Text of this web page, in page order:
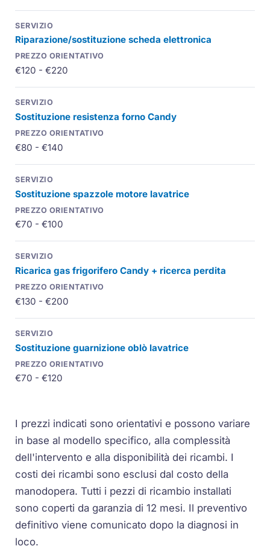
Riparazione/sostituzione scheda elettronica
€120 - €220
Sostituzione resistenza forno Candy
€80 - €140
Sostituzione spazzole motore lavatrice
€70 - €100
Ricarica gas frigorifero Candy + ricerca perdita
€130 - €200
Sostituzione guarnizione oblò lavatrice
€70 - €120
I prezzi indicati sono orientativi e possono variare
in base al modello specifico, alla complessità
dell'intervento e alla disponibilità dei ricambi. I
costi dei ricambi sono esclusi dal costo della
manodopera. Tutti i pezzi di ricambio installati
sono coperti da garanzia di 12 mesi. Il preventivo
definitivo viene comunicato dopo la diagnosi in
loco.